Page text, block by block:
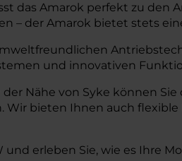
das Amarok perfekt zu den
– der Amarok bietet stets
und innovativen
Nähe von Syke können
bieten Ihnen auch
und erleben Sie, wie es Ihre